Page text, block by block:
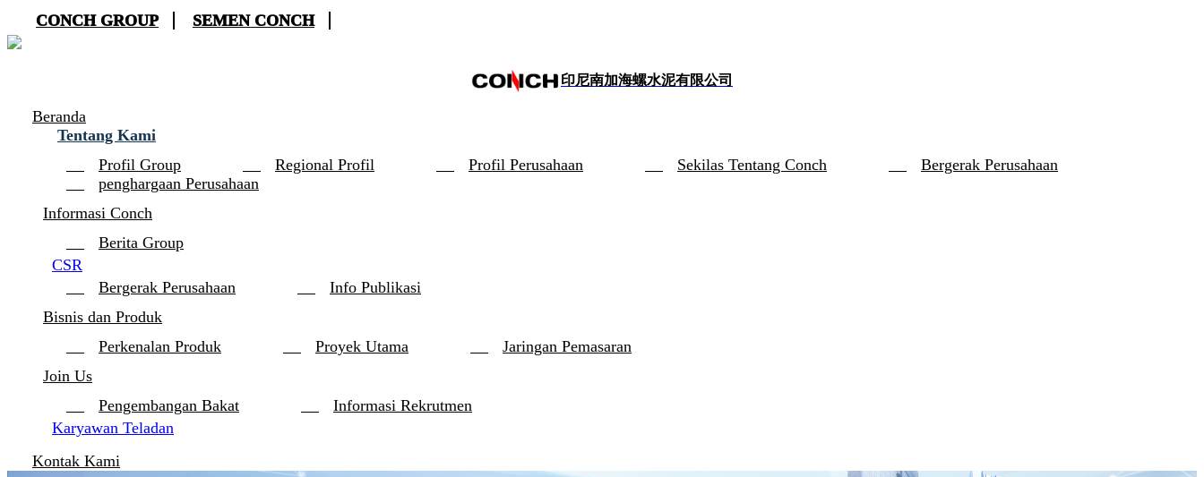
CONCH GROUP SEMEN CONCH
印尼南加海螺水泥有限公司
Beranda
Tentang Kami
Profil Group
Regional Profil Profil Perusahaan Sekilas Tentang Conch
Bergerak Perusahaan
penghargaan Perusahaan
Informasi Conch
Berita Group
CSR
Bergerak Perusahaan
Info Publikasi
Bisnis dan Produk
Perkenalan Produk
Proyek Utama
Jaringan Pemasaran
Join Us
Pengembangan Bakat
Informasi Rekrutmen
Karyawan Teladan
Kontak Kami